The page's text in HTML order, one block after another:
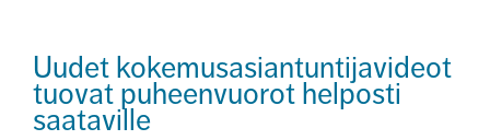
Uudet kokemusasiantuntijavideot
tuovat puheenvuorot helposti
saataville